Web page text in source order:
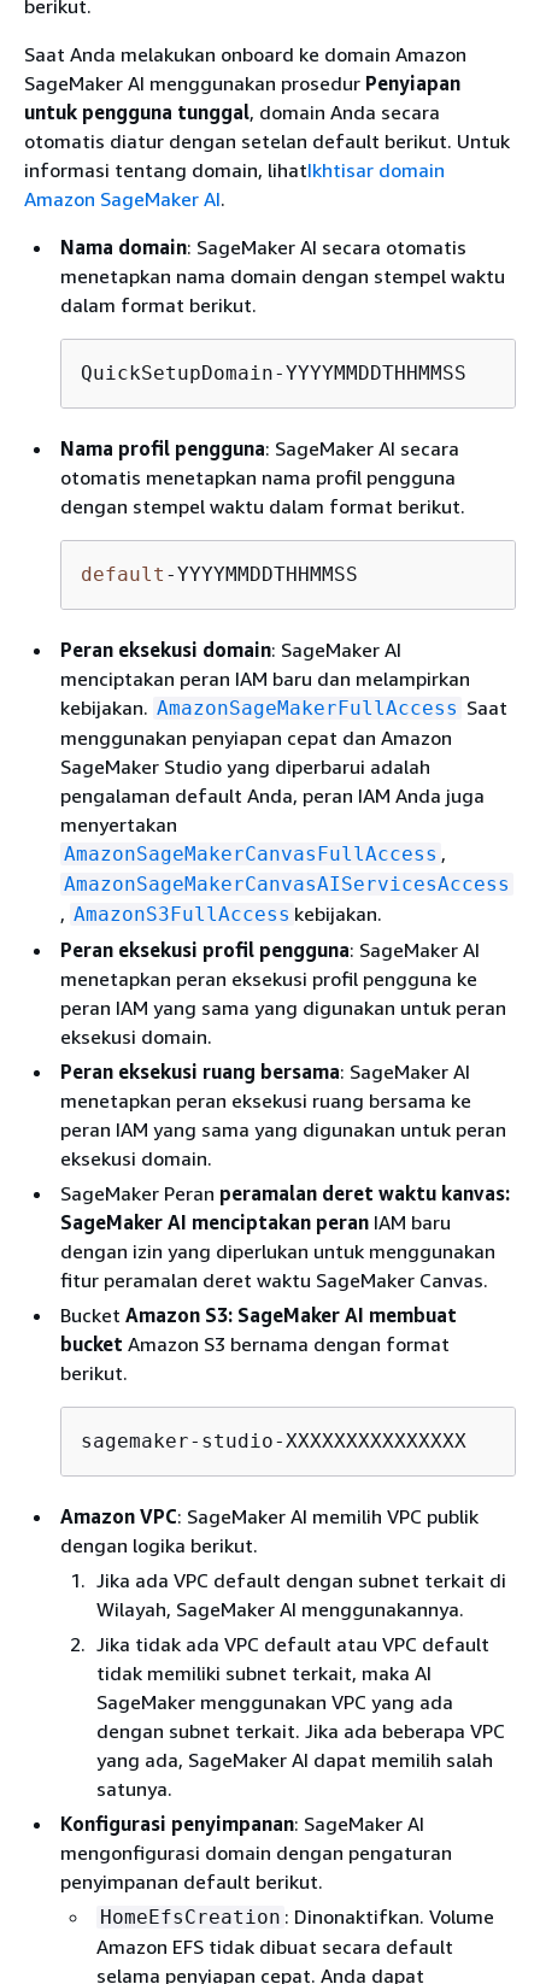
berikut.
Saat Anda melakukan onboard ke domain Amazon
SageMaker AI menggunakan prosedur Penyiapan
untuk pengguna tunggal, domain Anda secara
otomatis diatur dengan setelan default berikut. Untuk
informasi tentang domain, lihatIkhtisar domain
Amazon SageMaker AI.
Nama domain: SageMaker AI secara otomatis
menetapkan nama domain dengan stempel waktu
dalam format berikut.
QuickSetupDomain-YYYYMMDDTHHMMSS
Nama profil pengguna: SageMaker AI secara
otomatis menetapkan nama profil pengguna
dengan stempel waktu dalam format berikut.
default -YYYYMMDDTHHMMSS
Peran eksekusi domain: SageMaker AI
menciptakan peran IAM baru dan melampirkan
kebijakan. AmazonSageMakerFullAccess Saat
menggunakan penyiapan cepat dan Amazon
SageMaker Studio yang diperbarui adalah
pengalaman default Anda, peran IAM Anda juga
menyertakan
AmazonSageMakerCanvasFullAccess ,
AmazonSageMakerCanvasAIServicesAccess
, AmazonS3FullAccess kebijakan.
Peran eksekusi profil pengguna: SageMaker AI
menetapkan peran eksekusi profil pengguna ke
peran IAM yang sama yang digunakan untuk peran
eksekusi domain.
Peran eksekusi ruang bersama: SageMaker AI
menetapkan peran eksekusi ruang bersama ke
peran IAM yang sama yang digunakan untuk peran
eksekusi domain.
SageMaker Peran peramalan deret waktu kanvas:
SageMaker AI menciptakan peran IAM baru
dengan izin yang diperlukan untuk menggunakan
fitur peramalan deret waktu SageMaker Canvas.
Bucket Amazon S3: SageMaker AI membuat
bucket Amazon S3 bernama dengan format
berikut.
sagemaker-studio-XXXXXXXXXXXXXXX
Amazon VPC: SageMaker AI memilih VPC publik
dengan logika berikut.
Jika ada VPC default dengan subnet terkait di
Wilayah, SageMaker AI menggunakannya.
Jika tidak ada VPC default atau VPC default
tidak memiliki subnet terkait, maka AI
SageMaker menggunakan VPC yang ada
dengan subnet terkait. Jika ada beberapa VPC
yang ada, SageMaker AI dapat memilih salah
satunya.
Konfigurasi penyimpanan: SageMaker AI
mengonfigurasi domain dengan pengaturan
penyimpanan default berikut.
HomeEfsCreation : Dinonaktifkan. Volume
Amazon EFS tidak dibuat secara default
selama penyiapan cepat. Anda dapat